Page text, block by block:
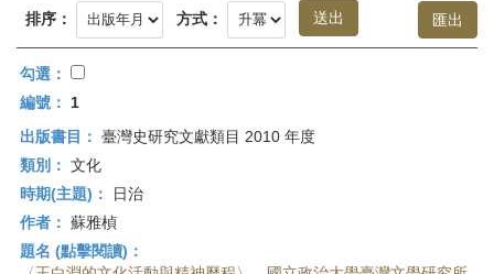
首
頁
排序： 方式：
勾選：
編號：
1
出版書目： 臺灣史研究文獻類目 2010 年度
類別： 文化
時期(主題)：
日治
作者： 蘇雅楨
題名 (點擊閱讀)：